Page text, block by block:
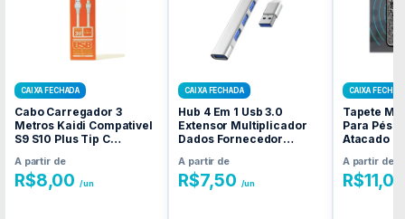
CAIXA FECHADA
Cabo Carregador 3
Metros Kaidi Compativel
S9 S10 Plus Tip C
Caixa Fechada
A partir de
R$8,00 /un
CAIXA FECHADA
Hub 4 Em 1 Usb 3.0
Extensor Multiplicador
Dados Fornecedor
A partir de
R$7,50 /un
CAIXA
Tapete
Para Pés
Atacado
A partir de
R$11,00